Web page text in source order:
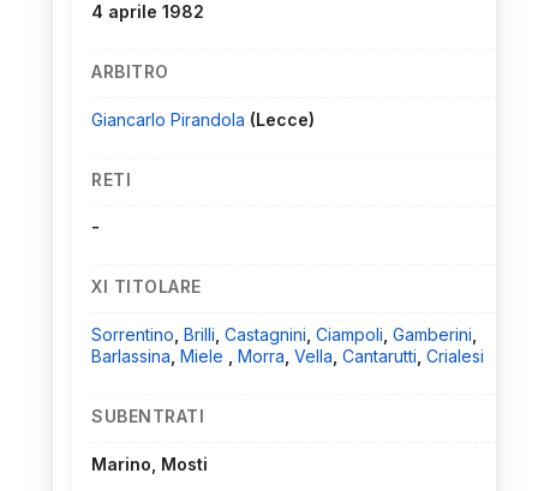
4 aprile 1982
ARBITRO
Giancarlo Pirandola (Lecce)
RETI
-
XI TITOLARE
Sorrentino Brilli Castagnini Ciampoli Gamberini
Barlassina Miele Morra Vella Cantarutti Crialesi
SUBENTRATI
Marino, Mosti